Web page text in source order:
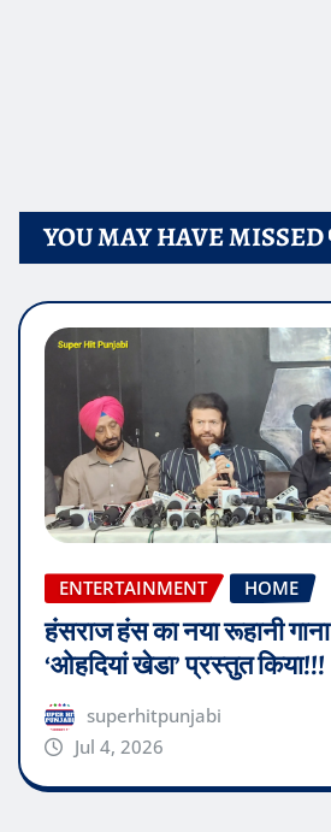
YOU MAY HAVE MISSED
ENTERTAINMENT HOME
हंसराज हंस का नया रूहानी गाना
‘ओहदियां खेडा’ प्रस्तुत किया!!!
superhitpunjabi
Jul 4, 2026